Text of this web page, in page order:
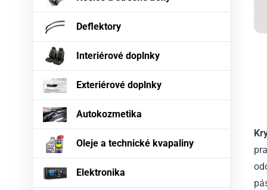
Deflektory
Interiérové doplnky
Exteriérové doplnky
Autokozmetika
Oleje a technické kvapaliny
Elektronika